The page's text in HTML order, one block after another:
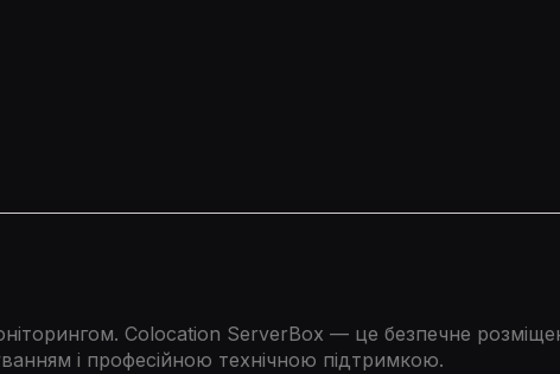
Colocation ServerBox — це безпечне
і професійною технічною підтримкою.